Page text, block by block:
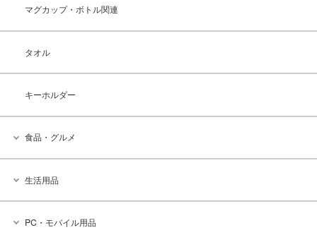
マグカップ・ボトル関連
タオル
キーホルダー
食品・グルメ
生活用品
PC・モバイル用品